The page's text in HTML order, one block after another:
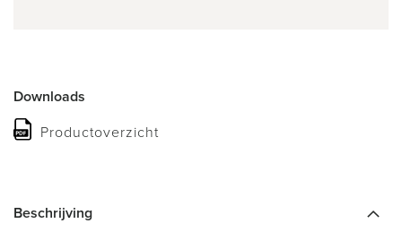
Downloads
Productoverzicht
Beschrijving